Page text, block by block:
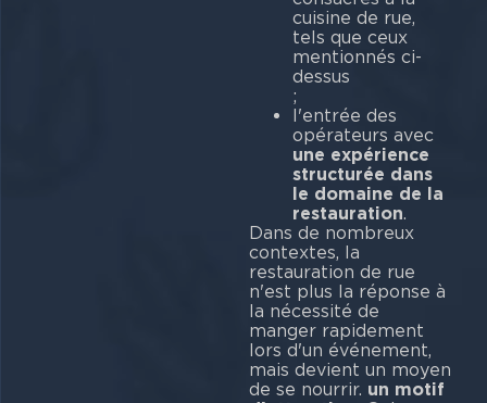
cuisine de rue,
tels que ceux
mentionnés ci-
dessus
l'entrée des
opérateurs avec
une expérience
structurée dans
le domaine de la
restauration
Dans de nombreux
contextes, la
restauration de rue
n'est plus la réponse à
la nécessité de
manger rapidement
lors d'un événement,
mais devient un moyen
de se nourrir. un motif